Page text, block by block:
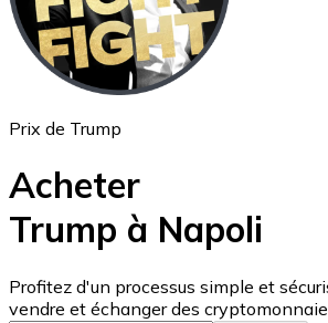
USD Coin
Prix de Trump
Acheter
Trump à Napoli
Profitez d'un processus simple et
vendre et échanger des